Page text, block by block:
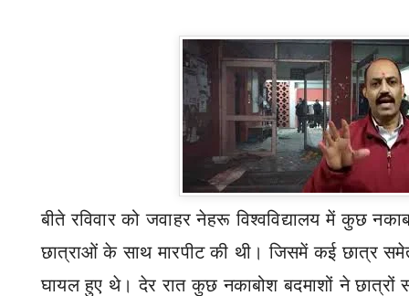
बीते रविवार को जवाहर नेहरू विश्वविद्यालय में कुछ
छात्राओं के साथ मारपीट की थी। जिसमें कई छात्र
घायल हुए थे। देर रात कुछ नकाबोश बदमाशों ने छात्रों